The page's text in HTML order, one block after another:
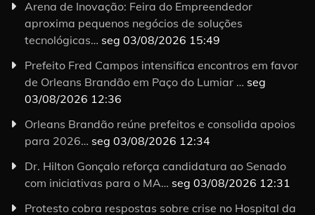
Arena de Inovação: Feira do Empreendedor
aproxima pequenos negócios de soluções
tecnológicas… seg 03/08/2026 15:49
Prefeito Fred Campos intensifica encontros em favor
de Orleans Brandão em Paço do Lumiar … seg
03/08/2026 12:36
Orleans Brandão reúne prefeitos e consolida apoios
para 2026… seg 03/08/2026 12:34
Dr. Hilton Gonçalo reforça candidatura ao Senado
com iniciativas para o MA… seg 03/08/2026 12:31
Protesto cobra respostas sobre crise no Hospital da